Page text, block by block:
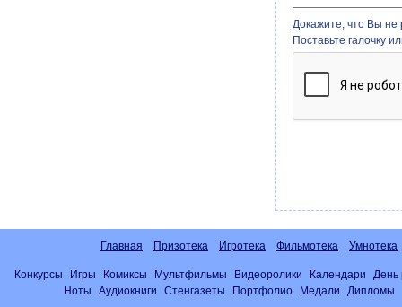
Докажите, что Вы не
Поставьте галочку
Главная Призотека Игротека Фильмотека Умнотека
Конкурсы Игры Комиксы Мультфильмы Видеоролики Календари
День
Ноты
Аудиокниги Стенгазеты Портфолио Медали Дипломы